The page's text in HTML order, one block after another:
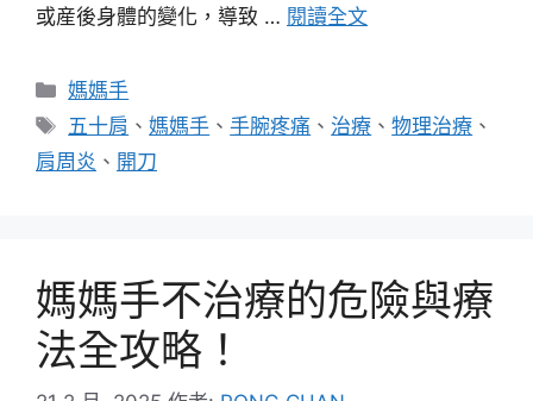
或産後身體的變化，導致 … 閱讀全文
分
類
媽媽手
標
籤
五十肩 、媽媽手 、手腕疼痛 、 治療 、物理治療 、
肩周炎 、 開刀
媽媽手不治療的危險與療
法全攻略！